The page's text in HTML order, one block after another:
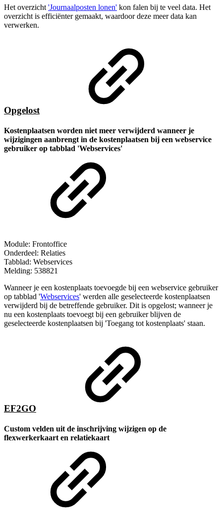
Het overzicht 'Journaalposten lonen' kon falen bij te veel data. Het
overzicht is efficiënter gemaakt, waardoor deze meer data kan
verwerken.
Opgelost
Kostenplaatsen worden niet meer verwijderd wanneer je
wijzigingen aanbrengt in de kostenplaatsen bij een webservice
gebruiker op tabblad 'Webservices'
Module: Frontoffice
Onderdeel: Relaties
Tabblad: Webservices
Melding: 538821
Wanneer je een kostenplaats toevoegde bij een webservice gebruiker
op tabblad 'Webservices' werden alle geselecteerde kostenplaatsen
verwijderd bij de betreffende gebruiker. Dit is opgelost; wanneer je
nu een kostenplaats toevoegt bij een gebruiker blijven de
geselecteerde kostenplaatsen bij 'Toegang tot kostenplaats' staan.
EF2GO
Custom velden uit de inschrijving wijzigen op de
flexwerkerkaart en relatiekaart